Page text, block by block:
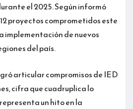
el 2025. Según informó
proyectos comprometidos este
implementación de nuevos
del país.
articular compromisos de IED
cifra que cuadruplica lo
un hito en la